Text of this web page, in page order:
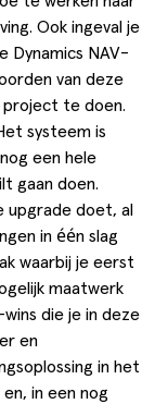
Ook ingeval je
Dynamics NAV-
van deze
project te doen.
systeem is
een hele
gaan doen.
upgrade doet, al
in één slag
waarbij je eerst
maatwerk
die je in deze
en
in het
in een nog